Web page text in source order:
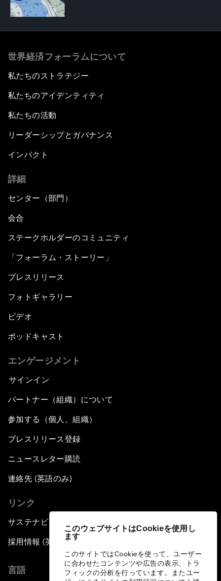
このウェブサイトはCookieを使用し
ます
このサイトではCookieを使って、ユーザー
に合わせたコンテンツや広告の表示、トラ
フィックの分析を行っています。またユー
世界経済フォーラムについて
私たちのストラテジー
私たちのアイデンティティ
私たちの活動
リーダーシップとガバナンス
インパクト
詳細
センター（部門）
会合
ステークホルダーのコミュニティ
「フォーラム・ストーリー」
プレスリリース
フォトギャラリー
ビデオ
ポッドキャスト
エンゲージメント
サインイン
パートナー（組織）について
参加する（個人、組織）
プレスリリース登録
ニュースレター購読
連絡先 (英語のみ)
リンク
サステナビリティへの取り組み
採用情報 (英語のみ)
言語